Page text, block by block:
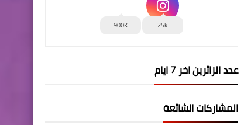
25k
900K
عدد الزائرين اخر 7 ايام
المشاركات الشائعة